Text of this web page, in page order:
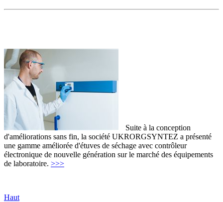
Suite à la conception
d'améliorations sans fin, la société UKRORGSYNTEZ a présenté
une gamme améliorée d'étuves de séchage avec contrôleur
électronique de nouvelle génération sur le marché des équipements
de laboratoire. >>>
Haut